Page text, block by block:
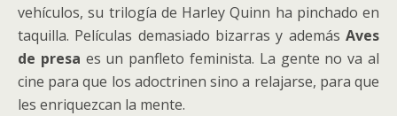
vehículos, su trilogía de Harley Quinn ha pinchado en
taquilla. Películas demasiado bizarras y además Aves
de presa es un panfleto feminista. La gente no va al
cine para que los adoctrinen sino a relajarse, para que
les enriquezcan la mente.